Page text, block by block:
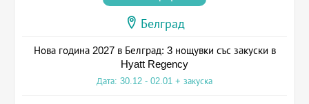
Белград
Нова година 2027 в Белград: 3 нощувки със закуски в
Hyatt Regency
Дата: 30.12 - 02.01 + закуска